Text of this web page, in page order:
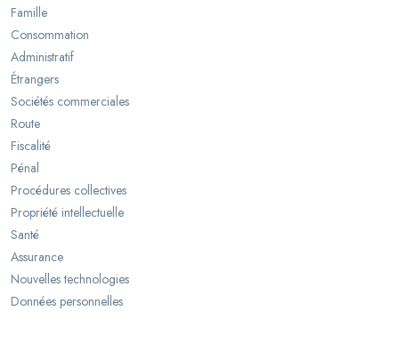
Famille
Consommation
Administratif
Étrangers
Sociétés commerciales
Route
Fiscalité
Pénal
Procédures collectives
Propriété intellectuelle
Santé
Assurance
Nouvelles technologies
Données personnelles